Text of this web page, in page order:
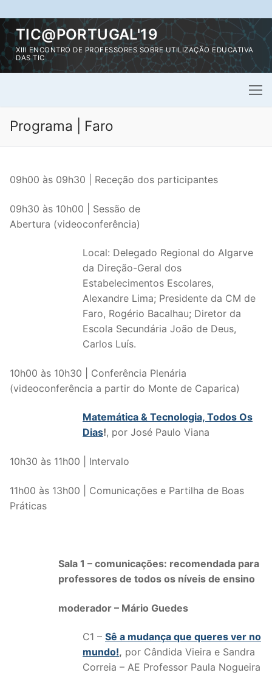
Saltar
para
conteúdo
TIC@PORTUGAL'19
XIII ENCONTRO DE PROFESSORES SOBRE UTILIZAÇÃO EDUCATIVA
DAS TIC
Programa | Faro
09h00 às 09h30 | Receção dos participantes
09h30 às 10h00 | Sessão de
Abertura (videoconferência)
Local: Delegado Regional do Algarve
da Direção-Geral dos
Estabelecimentos Escolares,
Alexandre Lima; Presidente da CM de
Faro, Rogério Bacalhau; Diretor da
Escola Secundária João de Deus,
Carlos Luís.
10h00 às 10h30 | Conferência Plenária
(videoconferência a partir do Monte de Caparica)
Matemática & Tecnologia, Todos Os
Dias!, por José Paulo Viana
10h30 às 11h00 | Intervalo
11h00 às 13h00 | Comunicações e Partilha de Boas
Práticas
Sala 1 – comunicações: recomendada para
professores de todos os níveis de ensino
moderador – Mário Guedes
C1 – Sê a mudança que queres ver no
mundo!, por Cândida Vieira e Sandra
Correia – AE Professor Paula Nogueira